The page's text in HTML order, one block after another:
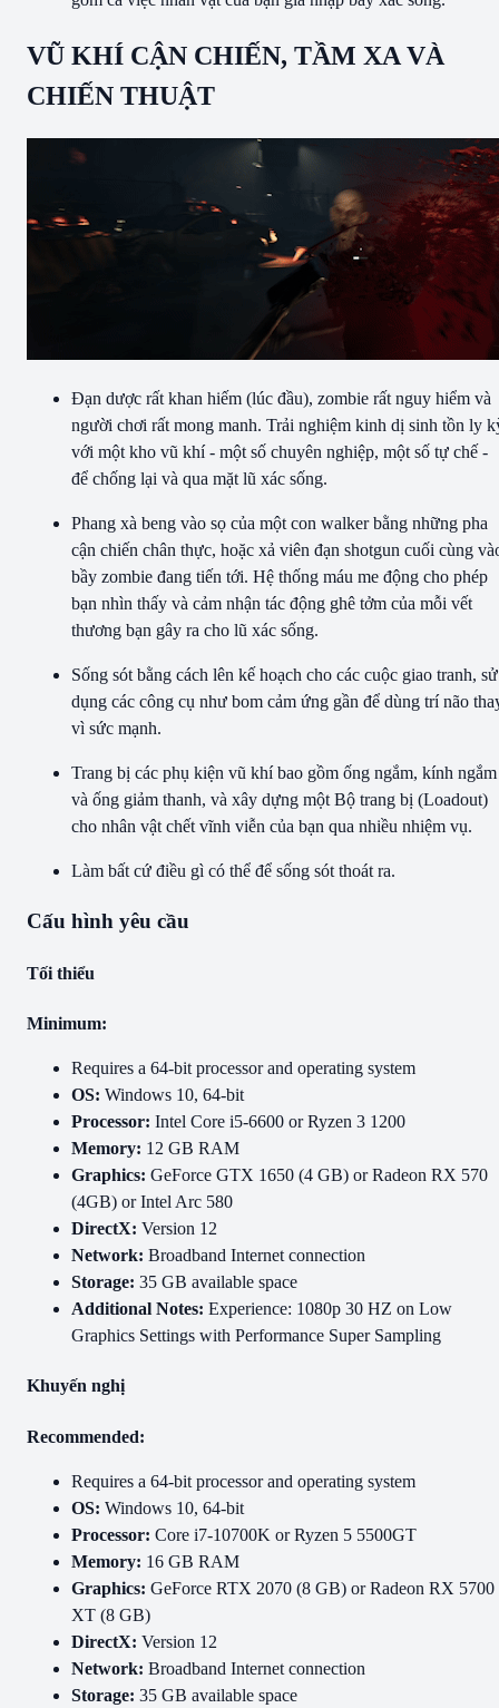
VŨ KHÍ CẬN CHIẾN, TẦM XA VÀ
CHIẾN THUẬT
Đạn dược rất khan hiếm (lúc đầu), zombie rất nguy hiểm và
người chơi rất mong manh. Trải nghiệm kinh dị sinh tồn ly
với một kho vũ khí - một số chuyên nghiệp, một số tự chế -
để chống lại và qua mặt lũ xác sống.
Phang xà beng vào sọ của một con walker bằng những pha
cận chiến chân thực, hoặc xả viên đạn shotgun cuối cùng
bầy zombie đang tiến tới. Hệ thống máu me động cho phép
bạn nhìn thấy và cảm nhận tác động ghê tởm của mỗi vết
thương bạn gây ra cho lũ xác sống.
Sống sót bằng cách lên kế hoạch cho các cuộc giao tranh, sử
dụng các công cụ như bom cảm ứng gần để dùng trí não
vì sức mạnh.
Trang bị các phụ kiện vũ khí bao gồm ống ngắm, kính ngắm
và ống giảm thanh, và xây dựng một Bộ trang bị (Loadout)
cho nhân vật chết vĩnh viễn của bạn qua nhiều nhiệm vụ.
Làm bất cứ điều gì có thể để sống sót thoát ra.
Cấu hình yêu cầu
Tối thiểu
Minimum:
Requires a 64-bit processor and operating system
OS: Windows 10, 64-bit
Processor: Intel Core i5-6600 or Ryzen 3 1200
Memory: 12 GB RAM
Graphics: GeForce GTX 1650 (4 GB) or Radeon RX 570
(4GB) or Intel Arc 580
DirectX: Version 12
Network: Broadband Internet connection
Storage: 35 GB available space
Additional Notes: Experience: 1080p 30 HZ on Low
Graphics Settings with Performance Super Sampling
Khuyến nghị
Recommended:
Requires a 64-bit processor and operating system
OS: Windows 10, 64-bit
Processor: Core i7-10700K or Ryzen 5 5500GT
Memory: 16 GB RAM
Graphics: GeForce RTX 2070 (8 GB) or Radeon RX 5700
XT (8 GB)
DirectX: Version 12
Network: Broadband Internet connection
Storage: 35 GB available space